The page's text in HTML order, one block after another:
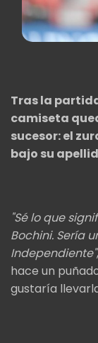
Tras la
camiseta
sucesor: el
bajo su
"Sé lo que
Bochini. Sería
Independiente"
hace un
gustaría